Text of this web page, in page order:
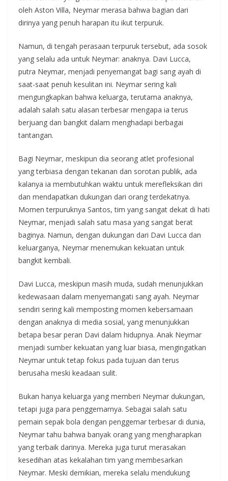
oleh Aston Villa, Neymar merasa bahwa bagian dari
dirinya yang penuh harapan itu ikut terpuruk.
Namun, di tengah perasaan terpuruk tersebut, ada sosok
yang selalu ada untuk Neymar: anaknya. Davi Lucca,
putra Neymar, menjadi penyemangat bagi sang ayah di
saat-saat penuh kesulitan ini. Neymar sering kali
mengungkapkan bahwa keluarga, terutama anaknya,
adalah salah satu alasan terbesar mengapa ia terus
berjuang dan bangkit dalam menghadapi berbagai
tantangan.
Bagi Neymar, meskipun dia seorang atlet profesional
yang terbiasa dengan tekanan dan sorotan publik, ada
kalanya ia membutuhkan waktu untuk merefleksikan diri
dan mendapatkan dukungan dari orang terdekatnya.
Momen terpuruknya Santos, tim yang sangat dekat di hati
Neymar, menjadi salah satu masa yang sangat berat
baginya. Namun, dengan dukungan dari Davi Lucca dan
keluarganya, Neymar menemukan kekuatan untuk
bangkit kembali.
Davi Lucca, meskipun masih muda, sudah menunjukkan
kedewasaan dalam menyemangati sang ayah. Neymar
sendiri sering kali memposting momen kebersamaan
dengan anaknya di media sosial, yang menunjukkan
betapa besar peran Davi dalam hidupnya. Anak Neymar
menjadi sumber kekuatan yang luar biasa, mengingatkan
Neymar untuk tetap fokus pada tujuan dan terus
berusaha meski keadaan sulit.
Bukan hanya keluarga yang memberi Neymar dukungan,
tetapi juga para penggemarnya. Sebagai salah satu
pemain sepak bola dengan penggemar terbesar di dunia,
Neymar tahu bahwa banyak orang yang mengharapkan
yang terbaik darinya. Mereka juga turut merasakan
kesedihan atas kekalahan tim yang membesarkan
Neymar. Meski demikian, mereka selalu mendukung